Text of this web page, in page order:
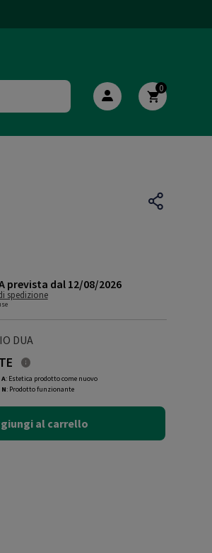
0
prevista dal 12/08/2026
spedizione
DUA
A: Estetica prodotto come nuovo
N: Prodotto funzionante
al carrello